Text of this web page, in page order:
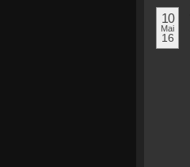
10
Mai
16